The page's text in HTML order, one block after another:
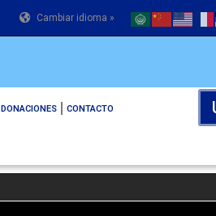
Cambiar idioma »
DONACIONES CONTACTO